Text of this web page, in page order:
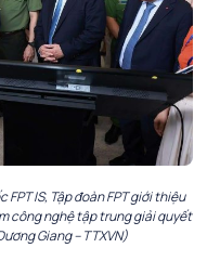
IS, Tập đoàn FPT giới thiệu
công nghệ tập trung giải quyết
Giang – TTXVN)